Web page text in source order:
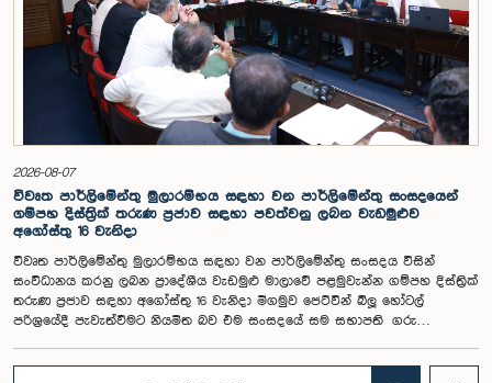
විය. එමෙන්ම විදේශගත ශ්‍රී ලාංකිකයන්ට ඡන්ද අයිතිය ලබාදීම සම්බන්ධයෙන්
වන යෝජනා පිළිබඳව ද සලකා බැලුණු අතර, ඒ සඳහා අවශ්‍ය නීතිමය හා
පරිපාලනමය ප්‍රතිපාදන පිළිබඳ වැඩිදුර අධ්‍යයනය කිරීමේ අවශ්‍යතාව
අවධාරණය කෙරිණි.කාරක සභාව විසින් පත් කළ විශේෂඥ මණ්ඩලය මඟින්
ලැබී ඇති යෝජනා 31 සහ පූර්ව පාර්ලිමේන්තු තේරීම් කාරක සභා වාර්තා
විශ්ලේෂණය කර ප්‍රායෝගික නිර්දේශ සහිත වාර්තාවක් සකස් කිරීමට නියමිත
අතර, එම නිර්දේශ සමාලෝචනය කිරීම සඳහා ඉදිරි කටයුතු සිදු කිරීමට කාරක
සභාව තීරණය කළේය.මෙම රැස්වීමට කාරක සභා සාමාජික ගරු අමාත්‍ය
ආචාර්ය උපාලි පන්නිලගේ මහතා සහ ගරු පාර්ලිමේන්තු මන්ත්‍රීවරුන් වන රවී
කරුණානායක, රුවන්තිලක ජයකොඩි සහ කදිරවේලු ෂන්මුගම් කුගදාසන් යන
මහත්වරු සහභාගී වූහ.
2026-08-07
විවෘත පාර්ලිමේන්තු මුලාරම්භය සඳහා වන පාර්ලිමේන්තු සංසදයෙන්
ගම්පහ දිස්ත්‍රික් තරුණ ප්‍රජාව සඳහා පවත්වනු ලබන වැඩමුළුව
අගෝස්තු 16 වැනිදා
විවෘත පාර්ලිමේන්තු මුලාරම්භය සඳහා වන පාර්ලිමේන්තු සංසදය විසින්
සංවිධානය කරනු ලබන ප්‍රාදේශීය වැඩමුළු මාලාවේ පළමුවැන්න ගම්පහ දිස්ත්‍රික්
තරුණ ප්‍රජාව සඳහා අගෝස්තු 16 වැනිදා මීගමුව ජෙට්වින් බ්ලූ හෝටල්
පරිශ්‍රයේදී පැවැත්වීමට නියමිත බව එම සංසදයේ සම සභාපති ගරු